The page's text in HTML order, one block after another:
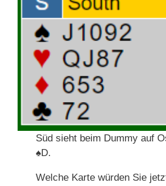
Süd sieht beim Dummy auf
♠D.
Welche Karte würden Sie